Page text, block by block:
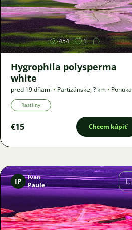
Obrázok
454 1
Hygrophila polysperma
white
pred 19 dňami • Partizánske,? km • Ponuka
Rastliny
€15 Chcem kúpiť
Obrázok
IP
Ivan
Paule